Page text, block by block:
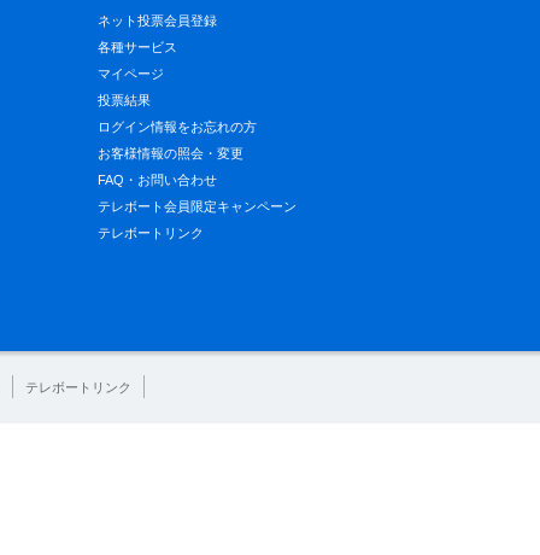
ネット投票会員登録
各種サービス
マイページ
投票結果
ログイン情報をお忘れの方
お客様情報の照会・変更
FAQ・お問い合わせ
テレボート会員限定キャンペーン
テレボートリンク
テレボートリンク